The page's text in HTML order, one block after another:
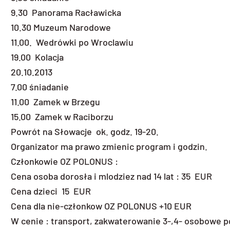
9.30 Panorama Racławicka
10.30 Muzeum Narodowe
11.00. Wedrówki po Wroclawiu
19.00 Kolacja
20.10.2013
7.00 śniadanie
11.00 Zamek w Brzegu
15.00 Zamek w Raciborzu
Powrót na Słowacje ok. godz. 19-20.
Organizator ma prawo zmienic program i godzin.
Członkowie OZ POLONUS :
Cena osoba dorosła i mlodziez nad 14 lat : 35 EUR
Cena dzieci 15 EUR
Cena dla nie-członkow OZ POLONUS +10 EUR
W cenie : transport, zakwaterowanie 3-,4- osobowe